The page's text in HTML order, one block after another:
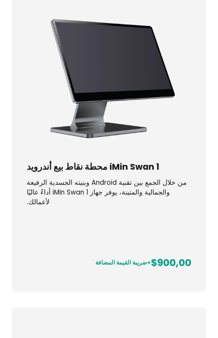
iMin Swan 1 محطة نقاط بيع أندرويد
من خلال الجمع بين تقنية Android وبنيته الجسدية الرفيعة
والجمالية والمتينة، يوفر جهاز iMin Swan 1 أداءً عاليًا
لأعمالك.
$900,00+ضريبة القيمة المضافة